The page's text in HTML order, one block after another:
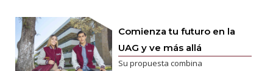
Comienza tu futuro en la
UAG y ve más allá
Su propuesta combina